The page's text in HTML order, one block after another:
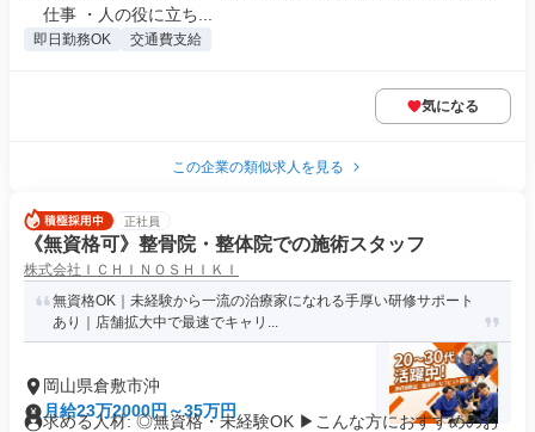
仕事 ・人の役に立ち...
即日勤務OK 交通費支給
気になる
この企業の類似求人を見る
正社員
《無資格可》整骨院・整体院での施術スタッフ
株式会社ＩＣＨＩＮＯＳＨＩＫＩ
無資格OK｜未経験から一流の治療家になれる手厚い研修サポート
あり｜店舗拡大中で最速でキャリ...
岡山県倉敷市沖
月給23万2000円～35万円
求める人材: ◎無資格・未経験OK ▶︎こんな方におすすめのお